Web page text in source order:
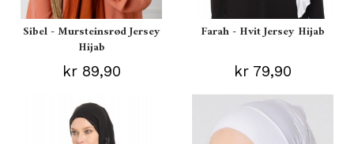
Sibel - Mursteinsrød Jersey
Hijab
kr 89,90
Farah - Hvit Jersey Hijab
kr 79,90